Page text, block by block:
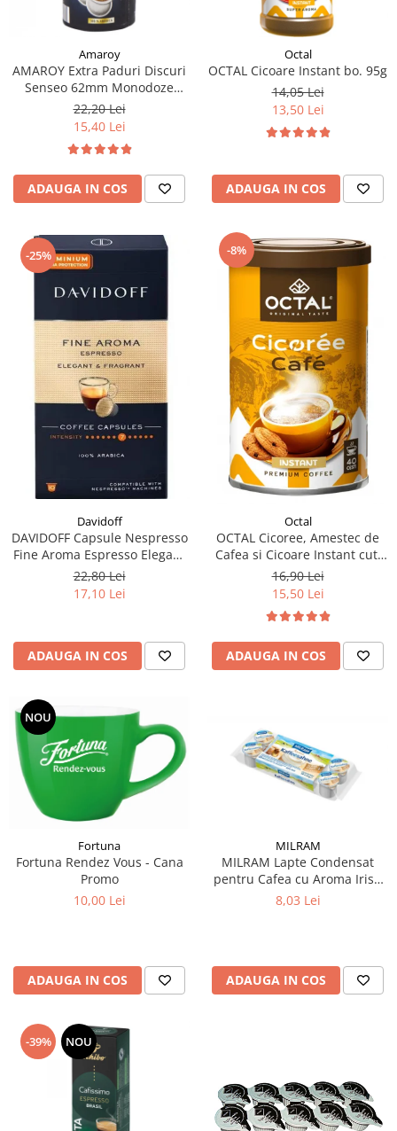
Amaroy
AMAROY Extra Paduri Discuri
Senseo 62mm Monodoze
20buc 140g
22,20 Lei
15,40 Lei
ADAUGA IN COS
Octal
OCTAL Cicoare Instant bo. 95g
14,05 Lei
13,50 Lei
ADAUGA IN COS
-25%
Davidoff
DAVIDOFF Capsule Nespresso
Fine Aroma Espresso Elegant
& Fragrant 10x5.5g
22,80 Lei
17,10 Lei
ADAUGA IN COS
-8%
Octal
OCTAL Cicoree, Amestec de
Cafea si Cicoare Instant cut.
100g
16,90 Lei
15,50 Lei
ADAUGA IN COS
NOU
Fortuna
Fortuna Rendez Vous - Cana
Promo
10,00 Lei
ADAUGA IN COS
MILRAM
MILRAM Lapte Condensat
pentru Cafea cu Aroma Irish
Cream 10x14g
8,03 Lei
ADAUGA IN COS
-39% NOU